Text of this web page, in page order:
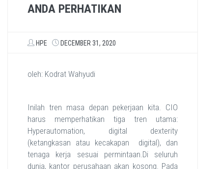
ANDA PERHATIKAN
HPE DECEMBER 31, 2020
oleh: Kodrat Wahyudi
Inilah tren masa depan pekerjaan kita. CIO
harus memperhatikan tiga tren utama:
Hyperautomation, digital dexterity
(ketangkasan atau kecakapan digital), dan
tenaga kerja sesuai permintaan.Di seluruh
dunia, kantor perusahaan akan kosong. Pada